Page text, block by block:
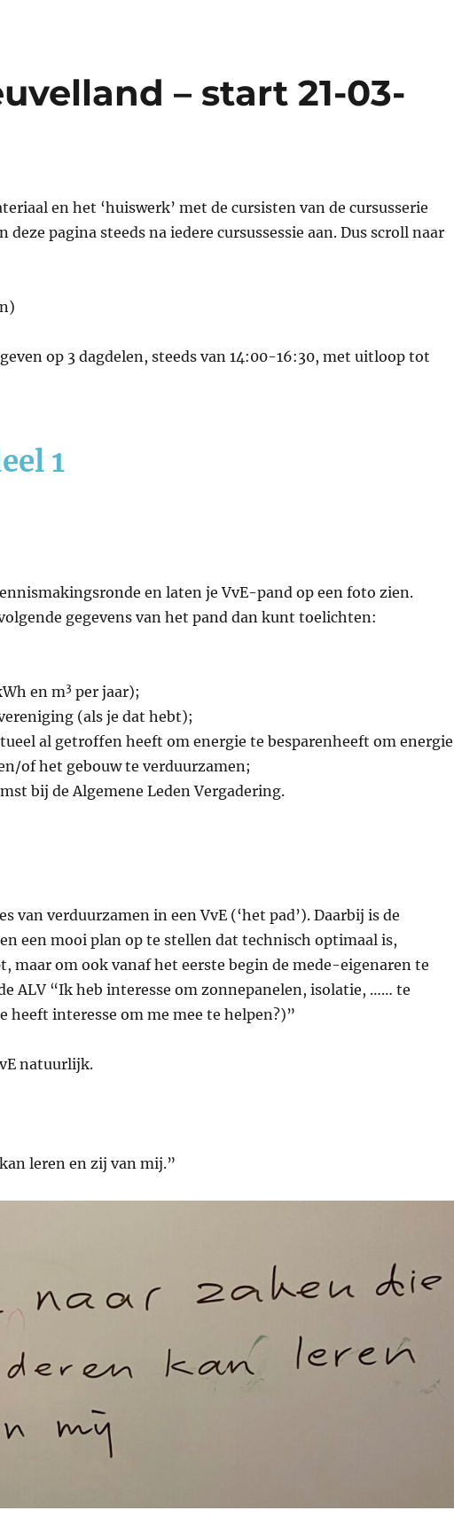
– start 21-03-
en het ‘huiswerk’ met de cursisten van de cursusserie
deze pagina steeds na iedere cursussessie aan. Dus scroll naar
op 3 dagdelen, steeds van 14:00-16:30, met uitloop tot
1
en laten je VvE-pand op een foto zien.
gegevens van het pand dan kunt toelichten:
en m3 per jaar);
(als je dat hebt);
al getroffen heeft om energie te besparenheeft om energie
of het gebouw te verduurzamen;
bij de Algemene Leden Vergadering.
van verduurzamen in een VvE (‘het pad’). Daarbij is de
een mooi plan op te stellen dat technisch optimaal is,
maar om ook vanaf het eerste begin de mede-eigenaren te
ALV “Ik heb interesse om zonnepanelen, isolatie, …… te
heeft interesse om me mee te helpen?)”
natuurlijk.
leren en zij van mij.”